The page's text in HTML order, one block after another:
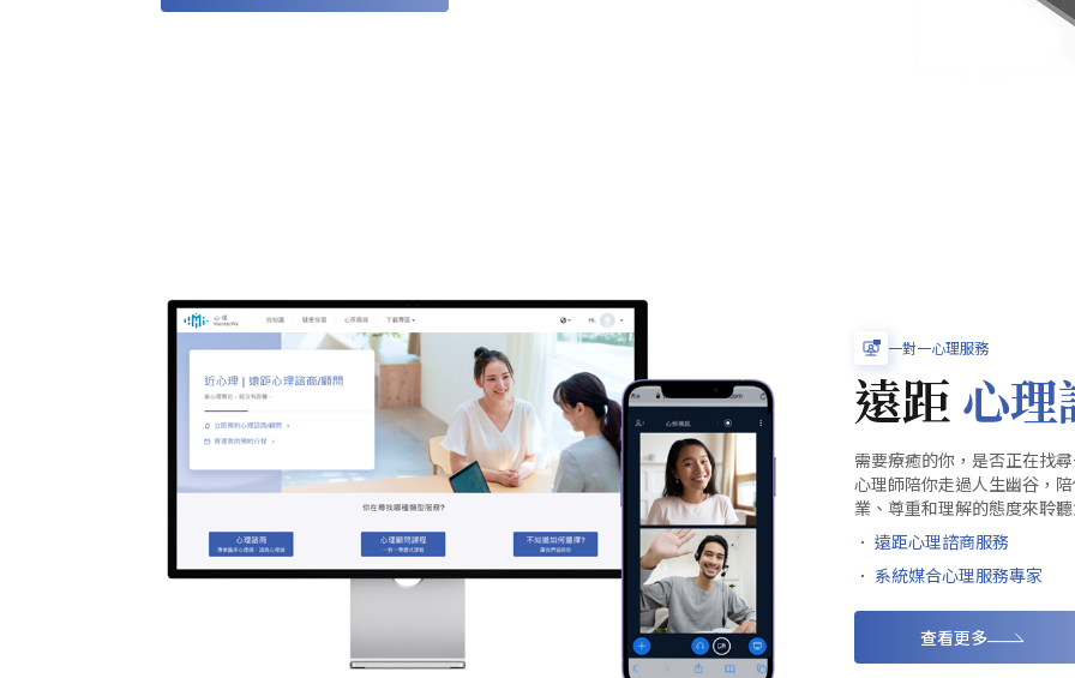
一對一心理服務
遠距 心理
需要療癒的你，是否正在找
心理師陪你走過人生幽谷，
業、尊重和理解的態度來聆
． 遠距心理諮商服務
． 系統媒合心理服務專家
查看更多